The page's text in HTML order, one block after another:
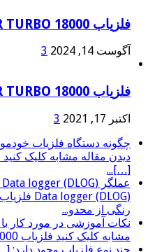
فلزیاب FULL SENSOR TURBO 18000
آگوست 14, 2024 3
فلزیاب FULL SENSOR TURBO 18000
اکتبر 17, 2021
3
چگونه دستگاه فلزیاب
[…]...
رنگی از محدو...
نکات آموزشی در مورد کار
مشابه کلیک کنید فلزیاب FULL SENSOR TURBO 18000 [...